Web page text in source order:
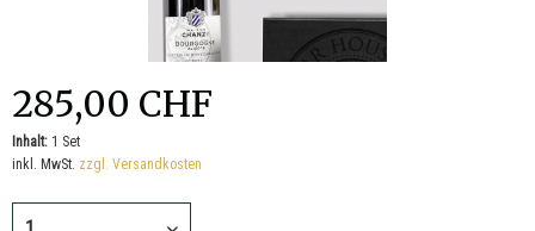
285,00 CHF
Inhalt: 1 Set
inkl. MwSt. zzgl. Versandkosten